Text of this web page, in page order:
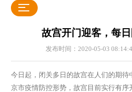
故宫开门迎客，每日
发布时间：2020-05-03
今日起，闭关多日的故宫在人们的期
京市疫情防控形势，故宫目前实行有序